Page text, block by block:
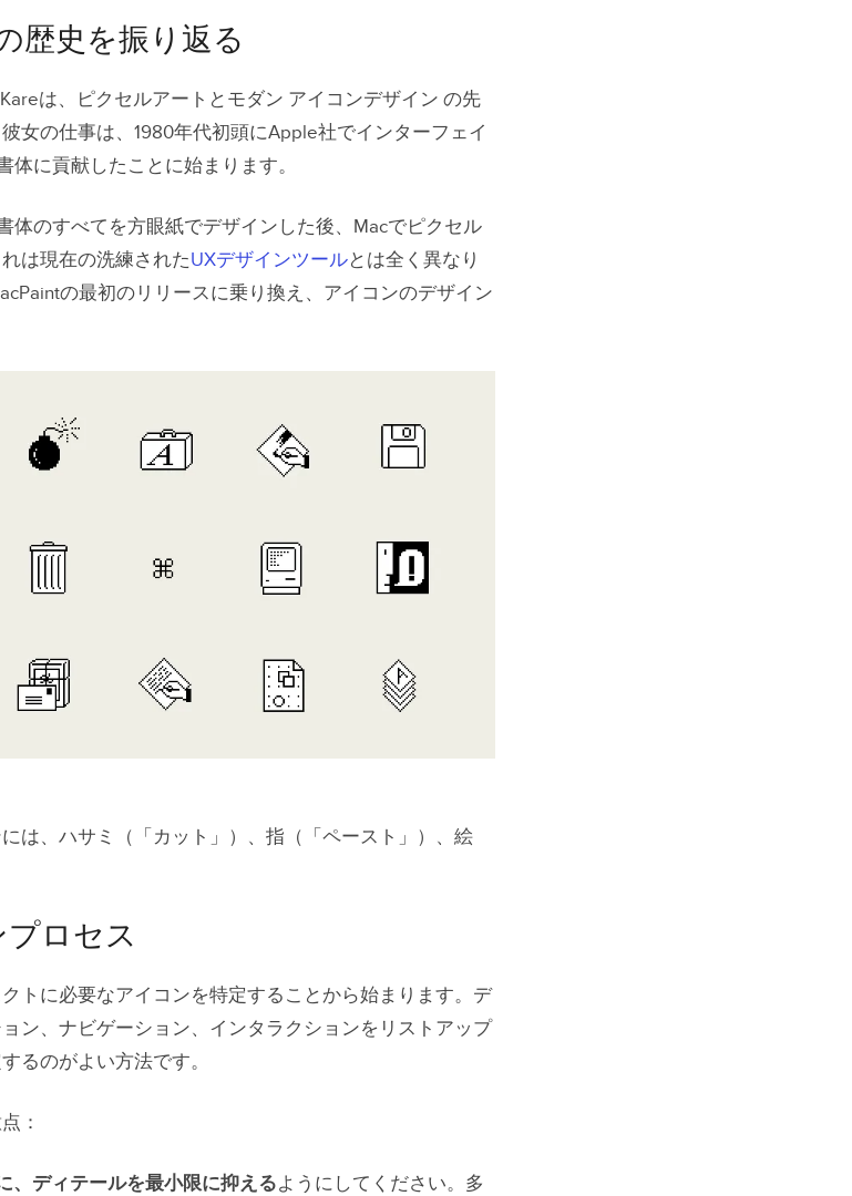
歴史を振り返る
は、ピクセルアートとモダン アイコンデザイン の先
女の仕事は、1980年代初頭にApple社でインターフェイ
に貢献したことに始まります。
体のすべてを方眼紙でデザインした後、Macでピクセル
は現在の洗練されたUXデザインツールとは全く異なり
の最初のリリースに乗り換え、アイコンのデザイン
は、ハサミ（「カット」）、指（「ペースト」）、絵
ロセス
トに必要なアイコンを特定することから始まります。デ
ン、ナビゲーション、インタラクションをリストアップ
るのがよい方法です。
：
、ディテールを最小限に抑えるようにしてください。多